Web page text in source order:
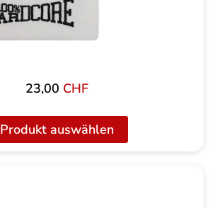
23,00 CHF
Produkt auswählen